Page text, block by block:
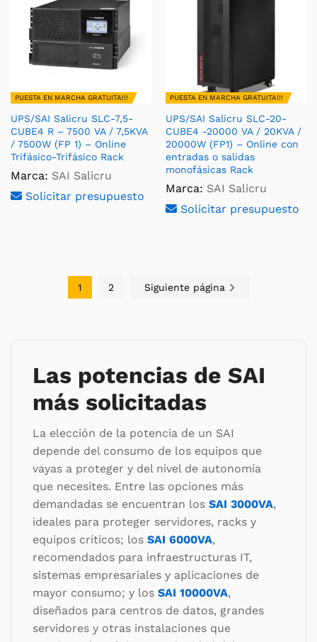
PUESTA EN MARCHA GRATUITA!!!
UPS/SAI Salicru SLC-7,5-
CUBE4 R – 7500 VA / 7,5KVA
/ 7500W (FP 1) – Online
Trifásico-Trifásico Rack
Marca: SAI Salicru
Solicitar presupuesto
PUESTA EN MARCHA GRATUITA!!!
UPS/SAI Salicru SLC-20-
CUBE4 -20000 VA / 20KVA /
20000W (FP1) – Online con
entradas o salidas
monofásicas Rack
Marca: SAI Salicru
Solicitar presupuesto
1 2 Siguiente página
Las potencias de SAI
más solicitadas
La elección de la potencia de un SAI
depende del consumo de los equipos que
vayas a proteger y del nivel de autonomía
que necesites. Entre las opciones más
demandadas se encuentran los SAI 3000VA,
ideales para proteger servidores, racks y
equipos críticos; los SAI 6000VA,
recomendados para infraestructuras IT,
sistemas empresariales y aplicaciones de
mayor consumo; y los SAI 10000VA,
diseñados para centros de datos, grandes
servidores y otras instalaciones que